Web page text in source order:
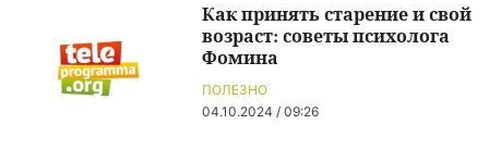
ПОЛЕЗНО
04.10.2024 / 09:26
Как принять старение и свой
возраст: советы психолога
Фомина